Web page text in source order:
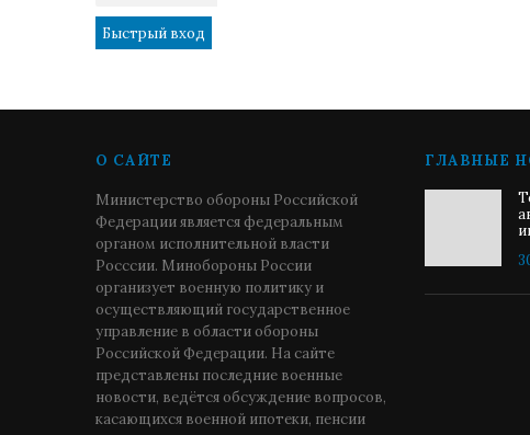
О САЙТЕ
Министерство обороны Российской
Федерации является федеральным
органом исполнительной власти
Росссии. Минобороны России
организует военную политику и
осуществляющий государственное
управление в области обороны
Российской Федерации. На сайте
представлены последние военные
новости, ведётся обсуждение вопросов,
касающихся военной ипотеки, пенсии
ГЛАВНЫЕ